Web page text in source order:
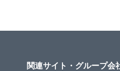
関連サイト・グループ会